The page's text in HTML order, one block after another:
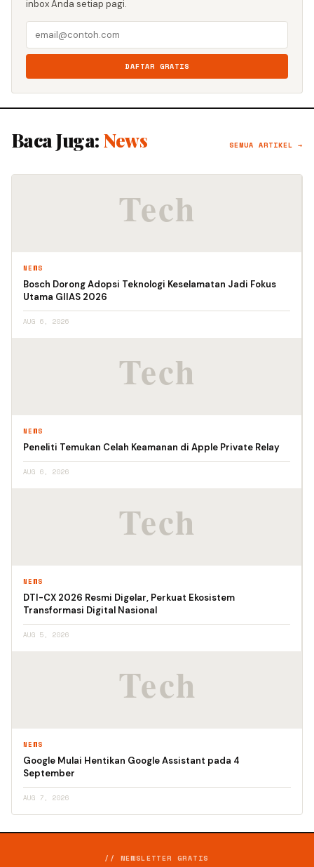
inbox Anda setiap pagi.
DAFTAR GRATIS
Baca Juga: News SEMUA ARTIKEL →
NEWS
Bosch Dorong Adopsi Teknologi Keselamatan Jadi Fokus
Utama GIIAS 2026
AUG 6, 2026
NEWS
Peneliti Temukan Celah Keamanan di Apple Private Relay
AUG 6, 2026
NEWS
DTI-CX 2026 Resmi Digelar, Perkuat Ekosistem
Transformasi Digital Nasional
AUG 5, 2026
NEWS
Google Mulai Hentikan Google Assistant pada 4
September
AUG 7, 2026
// NEWSLETTER GRATIS